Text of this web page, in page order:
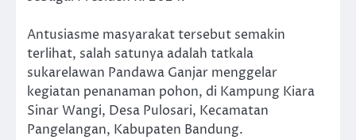
Antusiasme masyarakat tersebut semakin
terlihat, salah satunya adalah tatkala
sukarelawan Pandawa Ganjar menggelar
kegiatan penanaman pohon, di Kampung Kiara
Sinar Wangi, Desa Pulosari, Kecamatan
Pangelangan, Kabupaten Bandung.